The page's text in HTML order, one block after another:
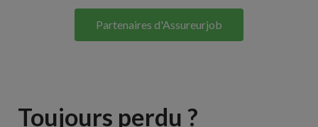
Partenaires d'Assureurjob
Toujours perdu ?